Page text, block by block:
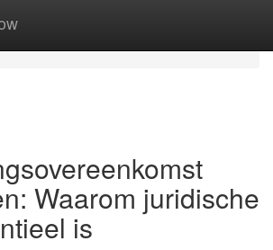
Waarom juridische
is